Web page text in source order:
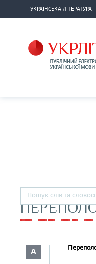
УКРАЇНСЬКА ЛІТЕРАТУРА
А